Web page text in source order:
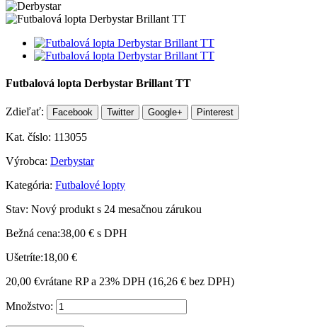
Futbalová lopta Derbystar Brillant TT
Zdieľať: Facebook Twitter Google+ Pinterest
Kat. číslo: 113055
Výrobca: Derbystar
Kategória: Futbalové lopty
Stav: Nový produkt s 24 mesačnou zárukou
Bežná cena:38,00 € s DPH
Ušetríte:18,00 €
20,00 €vrátane RP a 23% DPH (16,26 € bez DPH)
Množstvo: